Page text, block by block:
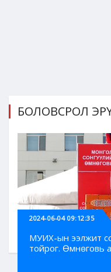
БОЛОВСРОЛ
2024-06-04 09:12:35
МУИХ-ын ээлжит
тойрог. Өмнөговь